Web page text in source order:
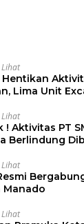
Lima Unit
! Aktivitas PT
Berlindung
Manado